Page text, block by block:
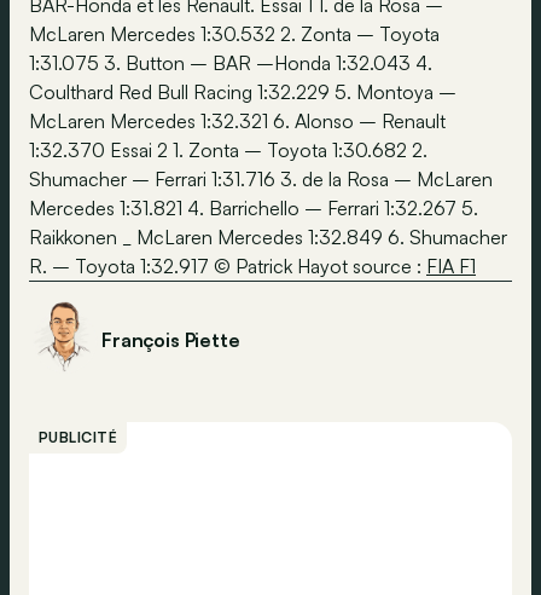
BAR-Honda et les Renault. Essai 1 1. de la Rosa –
McLaren Mercedes 1:30.532 2. Zonta – Toyota
1:31.075 3. Button – BAR –Honda 1:32.043 4.
Coulthard Red Bull Racing 1:32.229 5. Montoya –
McLaren Mercedes 1:32.321 6. Alonso – Renault
1:32.370 Essai 2 1. Zonta – Toyota 1:30.682 2.
Shumacher – Ferrari 1:31.716 3. de la Rosa – McLaren
Mercedes 1:31.821 4. Barrichello – Ferrari 1:32.267 5.
Raikkonen _ McLaren Mercedes 1:32.849 6. Shumacher
R. – Toyota 1:32.917 © Patrick Hayot source : FIA F1
François Piette
PUBLICITÉ